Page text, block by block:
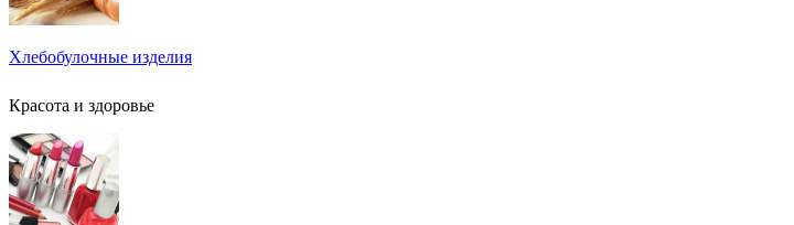
Хлебобулочные изделия
Красота и здоровье